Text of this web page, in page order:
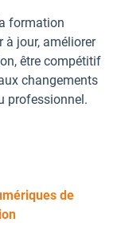
formation
à jour, améliorer
être compétitif
changements
professionnel.
de